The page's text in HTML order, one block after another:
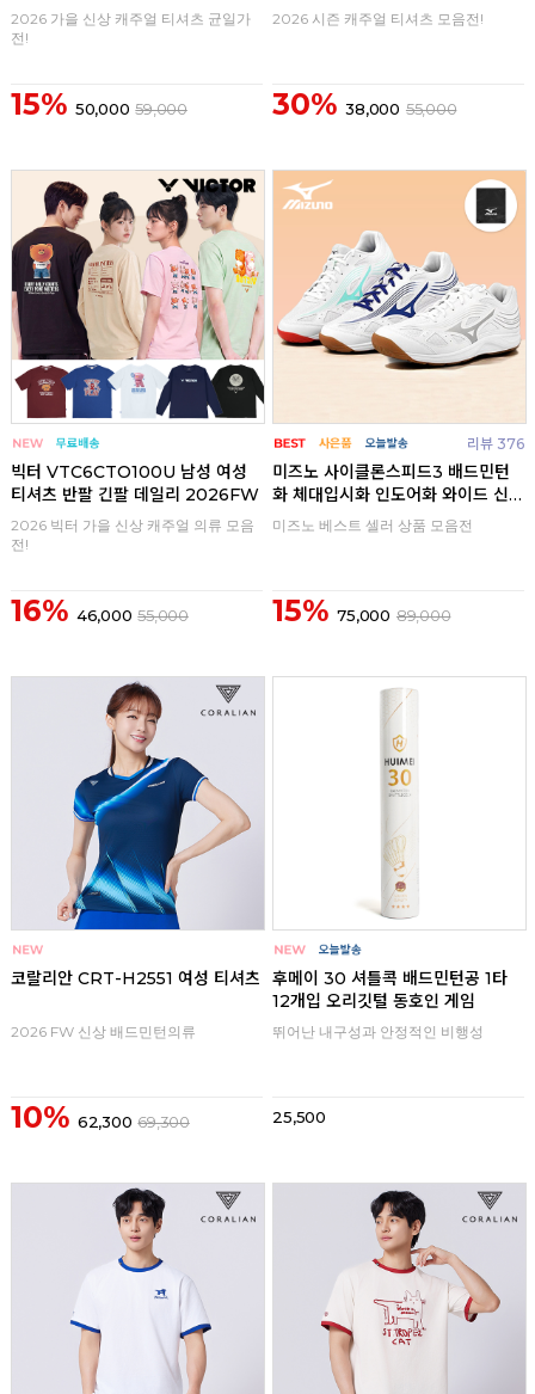
2026 가을 신상 캐주얼 티셔츠 균일가
전!
15% 50,000 59,000
2026 시즌 캐주얼 티셔츠 모음전!
30% 38,000 55,000
빅터 VTC6CTO100U 남성 여성
티셔츠 반팔 긴팔 데일리 2026FW
2026 빅터 가을 신상 캐주얼 의류 모음
전!
16% 46,000 55,000
리뷰 376
미즈노 사이클론스피드3 배드민턴
화 체대입시화 인도어화 와이드 신
발
미즈노 베스트 셀러 상품 모음전
15% 75,000 89,000
코랄리안 CRT-H2551 여성 티셔츠
2026 FW 신상 배드민턴의류
10% 62,300 69,300
후메이 30 셔틀콕 배드민턴공 1타
12개입 오리깃털 동호인 게임
뛰어난 내구성과 안정적인 비행성
25,500